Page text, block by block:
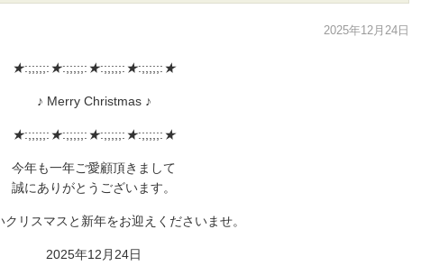
2025年12月24日
★:;;;;;:★:;;;;;:★:;;;;;:★:;;;;;:★
♪ Merry Christmas ♪
★:;;;;;:★:;;;;;:★:;;;;;:★:;;;;;:★
今年も一年ご愛顧頂きまして
誠にありがとうございます。
クリスマスと新年をお迎えくださいませ。
2025年12月24日